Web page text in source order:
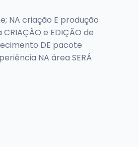
NA criação E produção
e EDIÇÃO de
DE pacote
NA área SERÁ